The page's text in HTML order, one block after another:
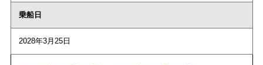
乗船日
2028年3月25日